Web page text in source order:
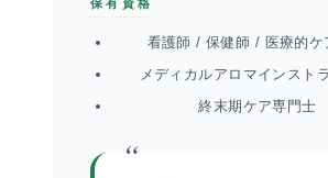
保有資格
看護師 / 保健師 / 医療的ケ
メディカルアロマインスト
終末期ケア専門士
“